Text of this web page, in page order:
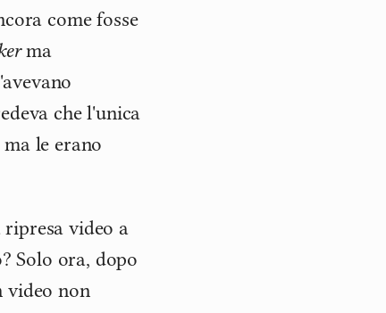
come fosse
ma
che l'unica
le erano
video a
Solo ora, dopo
video non